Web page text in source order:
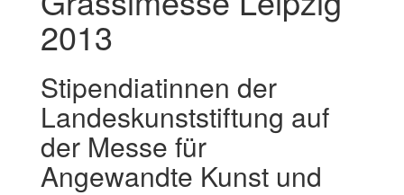
2013
Stipendiatinnen der
Landeskunststiftung auf
der Messe für
Angewandte Kunst und